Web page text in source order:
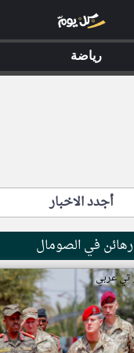
أجدد الاخبار
رهائن في الصومال
تي عربي
رياضة